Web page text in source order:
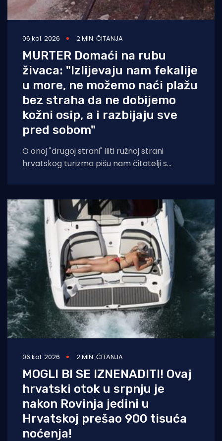
06 kol. 2026 2 MIN. ČITANJA
MURTER Domaći na rubu
živaca: "Izlijevaju nam fekalije
u more, ne možemo naći plažu
bez straha da ne dobijemo
kožni osip, a i razbijaju sve
pred sobom"
O onoj "drugoj strani" iliti ružnoj strani
hrvatskog turizma pišu nam čitatelji s
06 kol. 2026 2 MIN. ČITANJA
MOGLI BI SE IZNENADITI! Ovaj
hrvatski otok u srpnju je
nakon Rovinja jedini u
Hrvatskoj prešao 900 tisuća
noćenja!